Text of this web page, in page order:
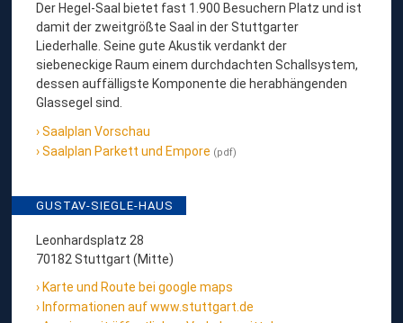
Der Hegel-Saal bietet fast 1.900 Besuchern Platz und ist
damit der zweitgrößte Saal in der Stuttgarter
Liederhalle. Seine gute Akustik verdankt der
siebeneckige Raum einem durchdachten Schallsystem,
dessen auffälligste Komponente die herabhängenden
Glassegel sind.
Saalplan Vorschau
Saalplan Parkett und Empore (pdf)
GUSTAV-SIEGLE-HAUS
Leonhardsplatz 28
70182 Stuttgart (Mitte)
Karte und Route bei google maps
Informationen auf www.stuttgart.de